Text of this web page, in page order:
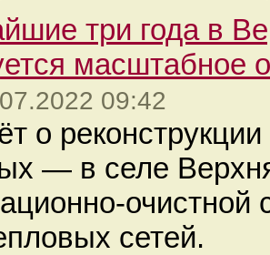
три года в
масштабное
09:42
о
— в селе
сетей.